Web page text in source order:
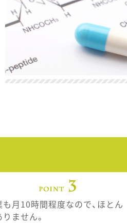
も月10時間程度なので、ほとん
ません。